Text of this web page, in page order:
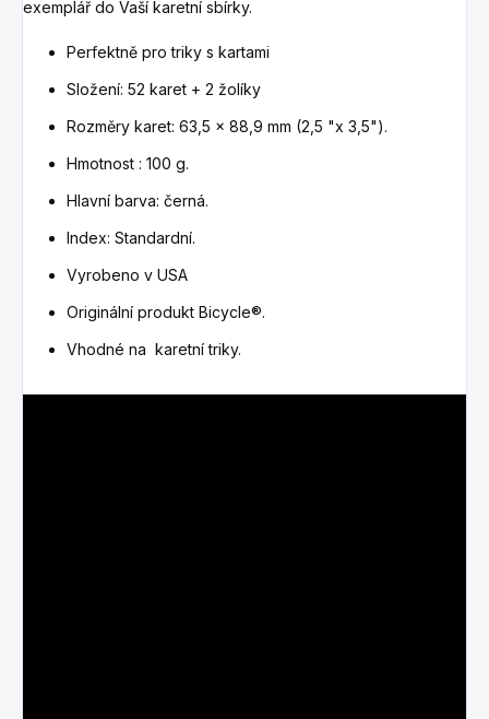
exemplář do Vaší karetní sbírky.
Perfektně pro triky s kartami
Složení: 52 karet + 2 žolíky
Rozměry karet: 63,5 x 88,9 mm (2,5 "x 3,5").
Hmotnost : 100 g.
Hlavní barva: černá.
Index: Standardní.
Vyrobeno v USA
Originální produkt Bicycle®.
Vhodné na karetní triky.